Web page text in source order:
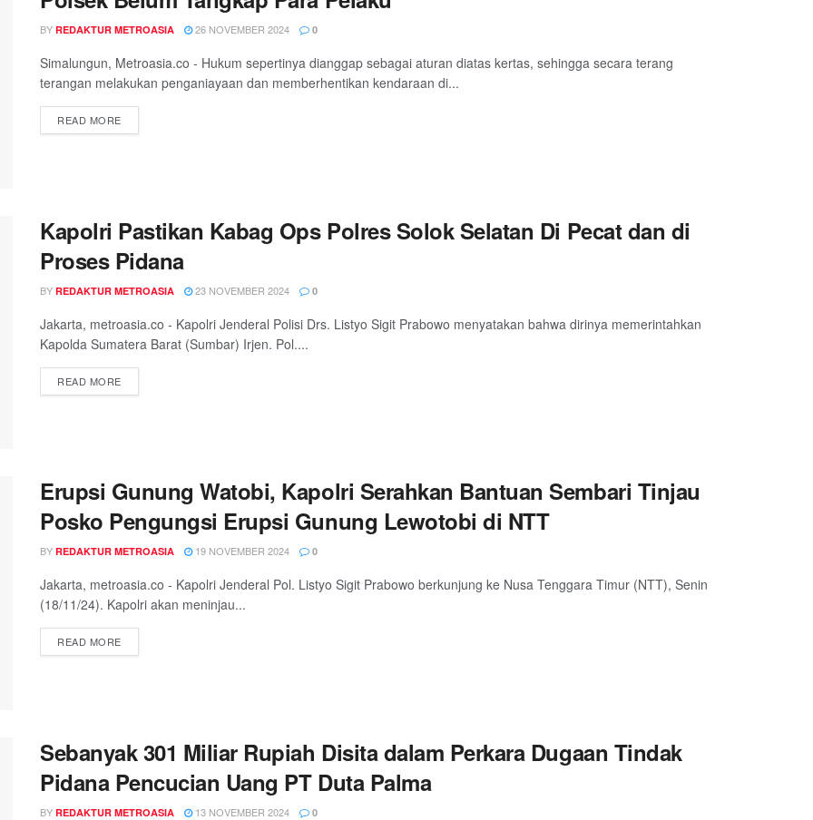
BY REDAKTUR METROASIA 26 NOVEMBER 2024 0
Simalungun, Metroasia.co - Hukum sepertinya dianggap sebagai aturan diatas kertas, sehingga secara terang
terangan melakukan penganiayaan dan memberhentikan kendaraan di...
READ MOREDETAILS
Kapolri Pastikan Kabag Ops Polres Solok Selatan Di Pecat dan di
Proses Pidana
BY REDAKTUR METROASIA 23 NOVEMBER 2024 0
Jakarta, metroasia.co - Kapolri Jenderal Polisi Drs. Listyo Sigit Prabowo menyatakan bahwa dirinya memerintahkan
Kapolda Sumatera Barat (Sumbar) Irjen. Pol....
READ MOREDETAILS
Erupsi Gunung Watobi, Kapolri Serahkan Bantuan Sembari Tinjau
Posko Pengungsi Erupsi Gunung Lewotobi di NTT
BY REDAKTUR METROASIA 19 NOVEMBER 2024 0
Jakarta, metroasia.co - Kapolri Jenderal Pol. Listyo Sigit Prabowo berkunjung ke Nusa Tenggara Timur (NTT), Senin
(18/11/24). Kapolri akan meninjau...
READ MOREDETAILS
Sebanyak 301 Miliar Rupiah Disita dalam Perkara Dugaan Tindak
Pidana Pencucian Uang PT Duta Palma
BY REDAKTUR METROASIA 13 NOVEMBER 2024 0